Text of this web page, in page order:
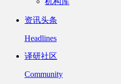
资讯头条
Headlines
译研社区
Community